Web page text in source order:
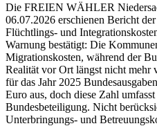
Die FREIEN WÄHLER
06.07.2026 erschienen Bericht
Flüchtlings- und
Warnung bestätigt: Die
Migrationskosten, während der
Realität vor Ort längst nicht mehr
für das Jahr 2025
Euro aus, doch diese Zahl
Bundesbeteiligung. Nicht
Unterbringungs- und